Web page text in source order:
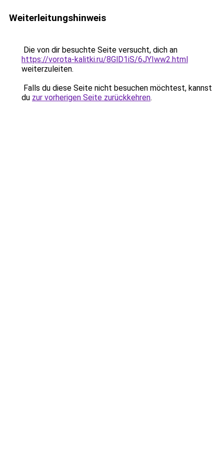
Weiterleitungshinweis
Die von dir besuchte Seite versucht, dich an
https://vorota-kalitki.ru/8GlD1iS/6JYIww2.html
weiterzuleiten.
Falls du diese Seite nicht besuchen möchtest, kannst
du zur vorherigen Seite zurückkehren.